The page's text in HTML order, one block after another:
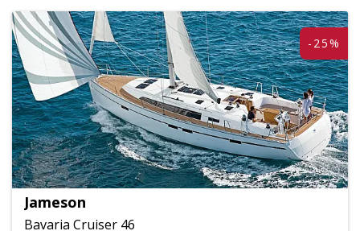
-25%
Jameson
Bavaria Cruiser 46